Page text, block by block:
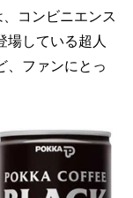
コンビニエンス
場している超人
、ファンにとっ